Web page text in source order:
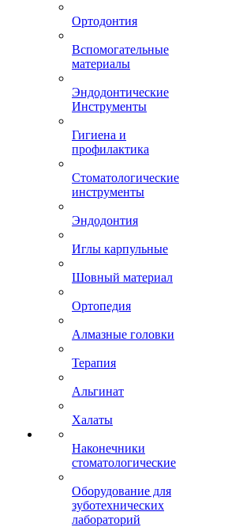
Ортодонтия
Вспомогательные
материалы
Эндодонтические
Инструменты
Гигиена и
профилактика
Стоматологические
инструменты
Эндодонтия
Иглы карпульные
Шовный материал
Ортопедия
Алмазные головки
Терапия
Альгинат
Халаты
Наконечники
стоматологические
Оборудование для
зуботехнических
лабораторий